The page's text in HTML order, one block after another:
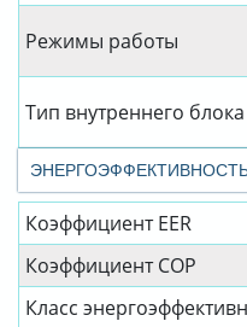
Режимы работы
Тип внутреннего блока
Коэффициент EER
Коэффициент СОР
Класс